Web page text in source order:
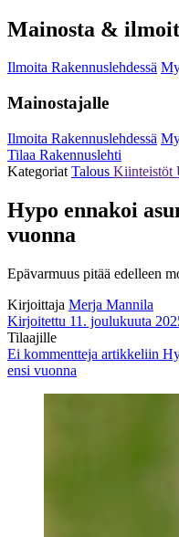
Mainosta &
Ilmoita Rakennuslehdessä
Mainostajalle
Ilmoita Rakennuslehdessä
Tilaa Rakennuslehti
Kategoriat Talous Kiinteistöt
Hypo ennakoi
vuonna
Epävarmuus pitää edelleen
Kirjoittaja Merja Mannila
Kirjoitettu 11. joulukuuta
Tilaajille
Ei kommentteja artikkeliin
ensi vuonna